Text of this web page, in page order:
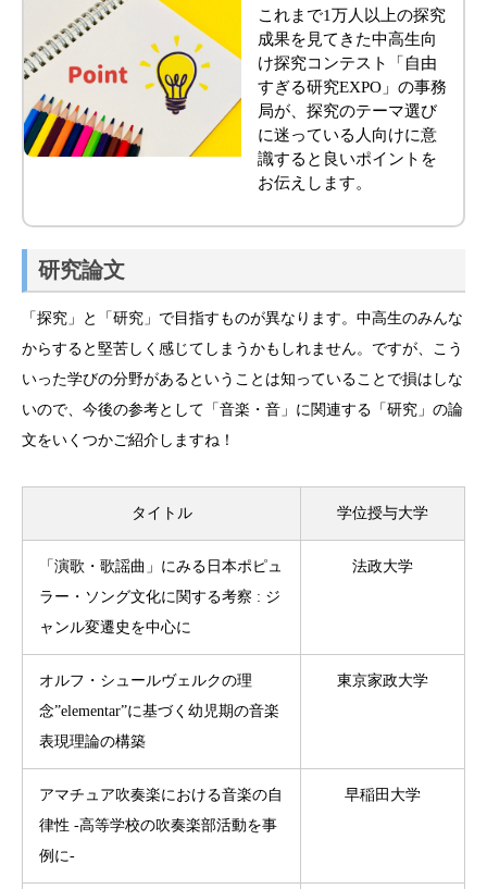
これまで1万人以上の探究
成果を見てきた中高生向
け探究コンテスト「自由
すぎる研究EXPO」の事務
局が、探究のテーマ選び
に迷っている人向けに意
識すると良いポイントを
お伝えします。
研究論文
「探究」と「研究」で目指すものが異なります。中高生のみんな
からすると堅苦しく感じてしまうかもしれません。ですが、こう
いった学びの分野があるということは知っていることで損はしな
いので、今後の参考として「音楽・音」に関連する「研究」の論
文をいくつかご紹介しますね！
タイトル 学位授与大学
「演歌・歌謡曲」にみる日本ポピュ
ラー・ソング文化に関する考察 : ジ
ャンル変遷史を中心に
法政大学
オルフ・シュールヴェルクの理
念”elementar”に基づく幼児期の音楽
表現理論の構築
東京家政大学
アマチュア吹奏楽における音楽の自
律性 -高等学校の吹奏楽部活動を事
例に-
早稲田大学